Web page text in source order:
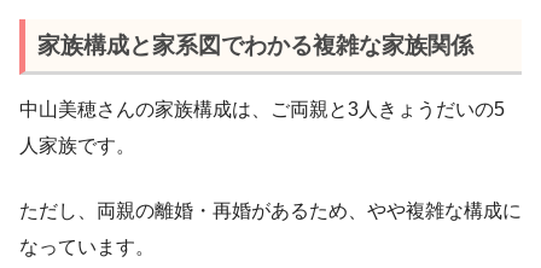
家族構成と家系図でわかる複雑な家族関係
中山美穂さんの家族構成は、ご両親と3人きょうだいの5
人家族です。
ただし、両親の離婚・再婚があるため、やや複雑な構成に
なっています。